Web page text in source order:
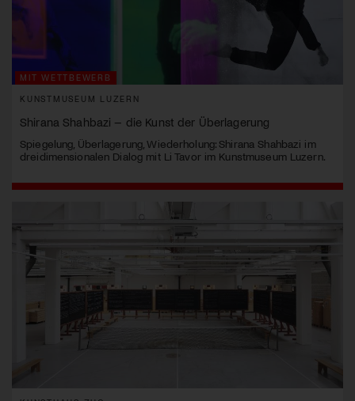
MIT WETTBEWERB
KUNSTMUSEUM LUZERN
Shirana Shahbazi – die Kunst der Überlagerung
Spiegelung, Überlagerung, Wiederholung: Shirana Shahbazi im
dreidimensionalen Dialog mit Li Tavor im Kunstmuseum Luzern.